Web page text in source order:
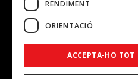
RENDIMENT
ORIENTACIÓ
ACCEPTA-HO TOT